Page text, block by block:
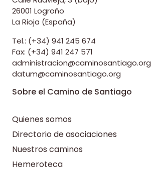
26001 Logroño
La Rioja (España)
Tel.: (+34) 941 245 674
Fax: (+34) 941 247 571
administracion@caminosantiago.org
datum@caminosantiago.org
Sobre el Camino de Santiago
Quienes somos
Directorio de asociaciones
Nuestros caminos
Hemeroteca